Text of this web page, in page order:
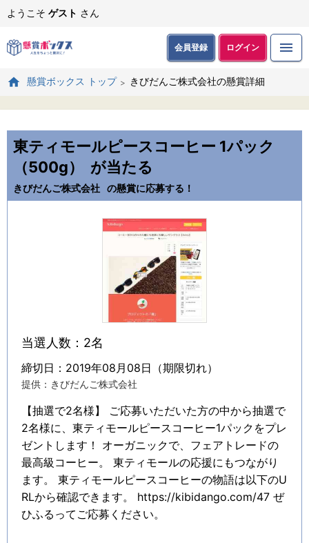
ようこそ ゲスト さん
会員登録 ログイン
懸賞ボックス トップ きびだんご株式会社の懸賞詳細
東ティモールピースコーヒー 1パック
（500g）
が当たる
きびだんご株式会社 の懸賞に応募する！
当選人数：2名
締切日：2019年08月08日（期限切れ）
提供：きびだんご株式会社
【抽選で2名様】 ご応募いただいた方の中から抽選で
2名様に、東ティモールピースコーヒー1パックをプレ
ゼントします！ オーガニックで、フェアトレードの
最高級コーヒー。 東ティモールの応援にもつながり
ます。 東ティモールピースコーヒーの物語は以下のU
RLから確認できます。 https://kibidango.com/47 ぜ
ひふるってご応募ください。